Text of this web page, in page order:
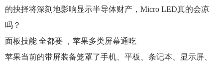
的抉择将深刻地影响显示半导体财产，Micro LED真的会凉
吗？
面板技能 全都要 ，苹果多类屏幕通吃
苹果当前的带屏装备笼罩了手机、平板、条记本、显示屏、